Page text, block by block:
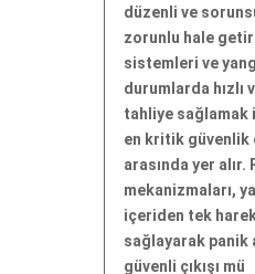
düzenli ve
zorunlu hale
sistemleri ve
durumlarda hızlı
tahliye sağlamak
en kritik güvenlik
arasında yer alır.
mekanizmaları,
içeriden tek
sağlayarak panik
güvenli çıkışı mü